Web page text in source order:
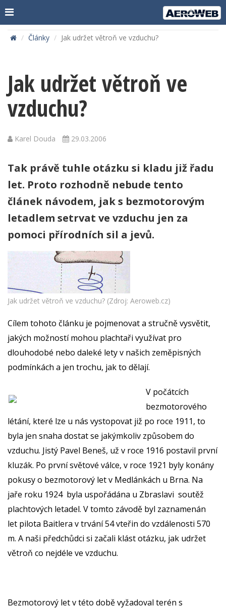
Články Jak udržet větroň ve vzduchu?
Jak udržet větroň ve
vzduchu?
Karel Douda 29.03.2006
Tak právě tuhle otázku si kladu již řadu
let. Proto rozhodně nebude tento
článek návodem, jak s bezmotorovým
letadlem setrvat ve vzduchu jen za
pomoci přírodních sil a jevů.
Jak udržet větroň ve vzduchu? (Zdroj: Aeroweb.cz)
Cílem tohoto článku je pojmenovat a stručně vysvětit,
jakých možností mohou plachtaři využívat pro
dlouhodobé nebo daleké lety v našich zeměpisných
podmínkách a jen trochu, jak to dělají.
V počátcích
bezmotorového
létání, které lze u nás vystopovat již po roce 1911, to
byla jen snaha dostat se jakýmkoliv způsobem do
vzduchu. Jistý Pavel Beneš, už v roce 1916 postavil první
kluzák. Po první světové válce, v roce 1921 byly konány
pokusy o bezmotorový let v Medlánkách u Brna. Na
jaře roku 1924 byla uspořádána u Zbraslavi soutěž
plachtových letadel. V tomto závodě byl zaznamenán
let pilota Baitlera v trvání 54 vteřin do vzdálenosti 570
m. A naši předchůdci si začali klást otázku, jak udržet
větroň co nejdéle ve vzduchu.
Bezmotorový let v této době vyžadoval terén s